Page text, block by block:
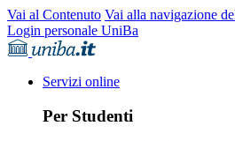
Vai al Contenuto Vai alla navigazione
Login personale UniBa
Servizi online
Per Studenti